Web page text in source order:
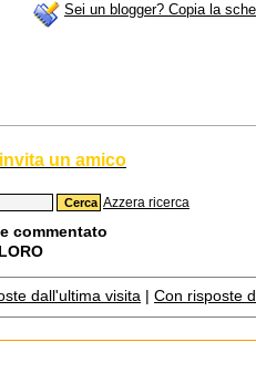
Sei un blogger? Copia la
invita un amico
Azzera ricerca
commentato
dall'ultima visita | Con risposte